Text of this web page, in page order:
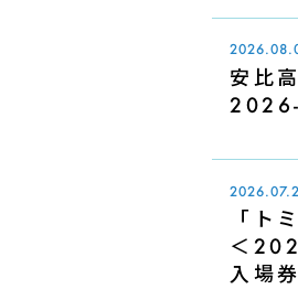
安比
「ト
＜
入場